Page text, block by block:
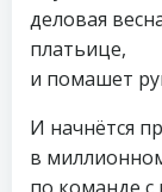
деловая
платьице,
и помашет
И начнётся
в